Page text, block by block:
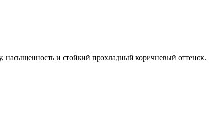
насыщенность и стойкий прохладный коричневый оттенок.